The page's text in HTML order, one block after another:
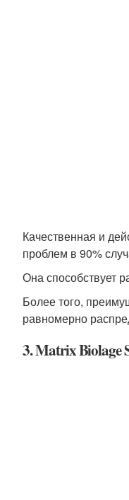
Качественная и
проблем в 90%
Она способствует
Более того,
равномерно
3. Matrix Biolage